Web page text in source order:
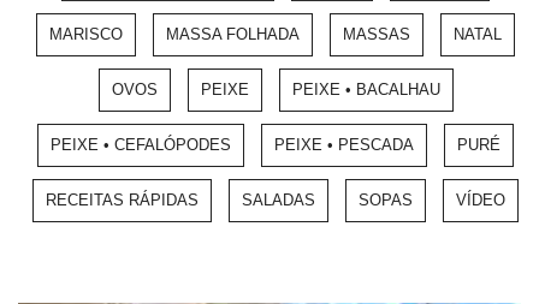
MARISCO MASSA FOLHADA MASSAS NATAL
OVOS PEIXE PEIXE • BACALHAU
PEIXE • CEFALÓPODES PEIXE • PESCADA PURÉ
RECEITAS RÁPIDAS SALADAS SOPAS VÍDEO